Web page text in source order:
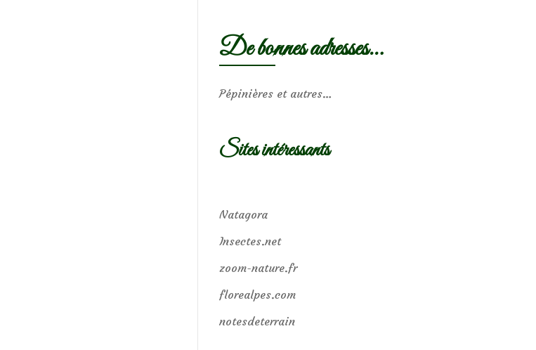
De bonnes adresses…
Pépinières et autres…
Sites intéressants
Natagora
Insectes.net
zoom-nature.fr
florealpes.com
notesdeterrain